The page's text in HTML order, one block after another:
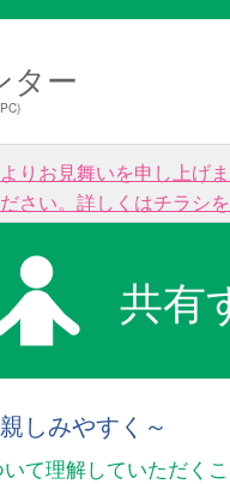
ター
お見舞いを申し上げ
さい。詳しくはチラシ
共有
しみやすく～
て理解していただく